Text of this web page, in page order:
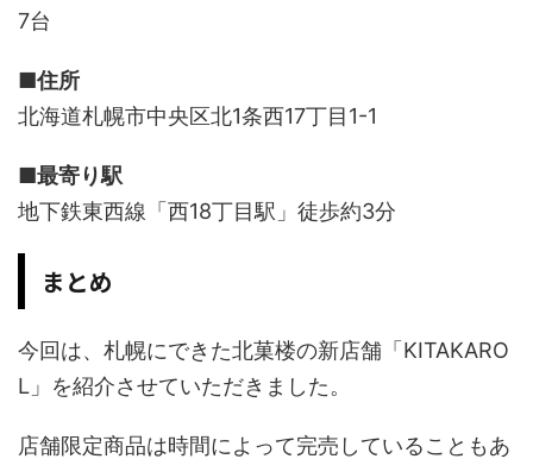
7台
■住所
北海道札幌市中央区北1条西17丁目1-1
■最寄り駅
地下鉄東西線「西18丁目駅」徒歩約3分
まとめ
今回は、札幌にできた北菓楼の新店舗「KITAKARO
L」を紹介させていただきました。
店舗限定商品は時間によって完売していることもあ